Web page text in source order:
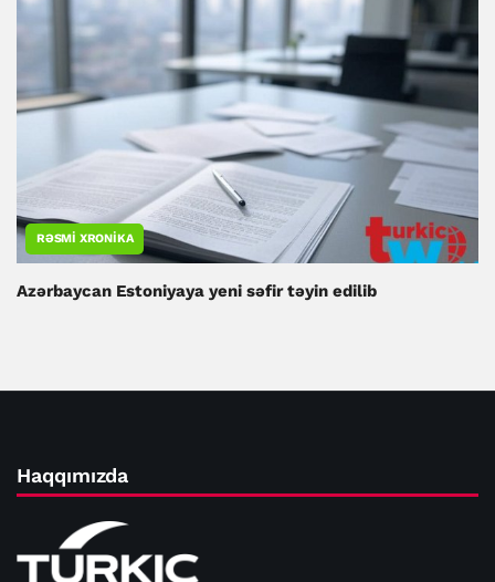
RƏSMI XRONIKA
Azərbaycan Estoniyaya yeni səfir təyin edilib
Haqqımızda